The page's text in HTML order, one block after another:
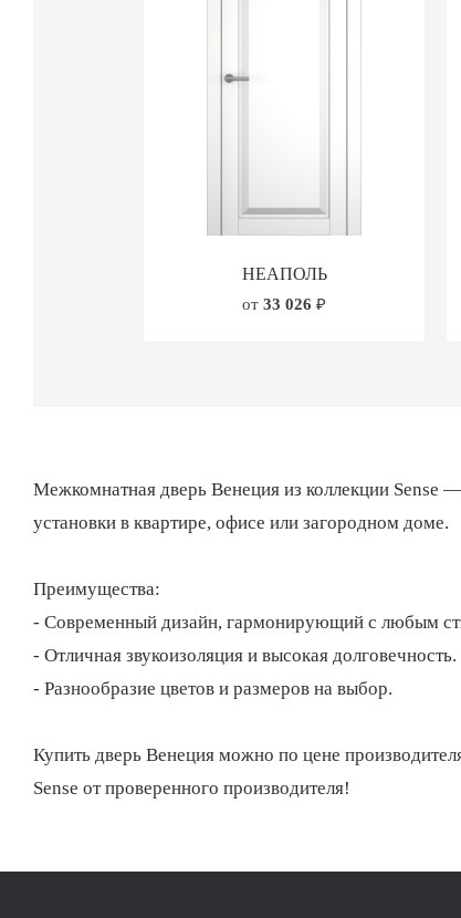
НЕАПОЛЬ
от 33 026 ₽
Межкомнатная дверь Венеция из коллекции Sense
установки в квартире, офисе или загородном доме.
Преимущества:
- Современный дизайн, гармонирующий с любым
- Отличная звукоизоляция и высокая долговечность.
- Разнообразие цветов и размеров на выбор.
Купить дверь Венеция можно по цене
Sense от проверенного производителя!